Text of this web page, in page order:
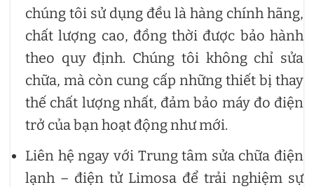
chúng tôi sử dụng đều là hàng chính hãng,
chất lượng cao, đồng thời được bảo hành
theo quy định. Chúng tôi không chỉ sửa
chữa, mà còn cung cấp những thiết bị thay
thế chất lượng nhất, đảm bảo máy đo điện
trở của bạn hoạt động như mới.
Liên hệ ngay với Trung tâm sửa chữa điện
lạnh – điện tử Limosa để trải nghiệm sự